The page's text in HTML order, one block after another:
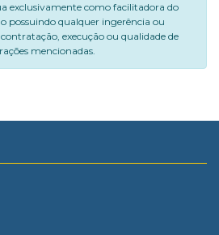
exclusivamente como facilitadora do
possuindo qualquer ingerência ou
execução ou qualidade de
mencionadas.